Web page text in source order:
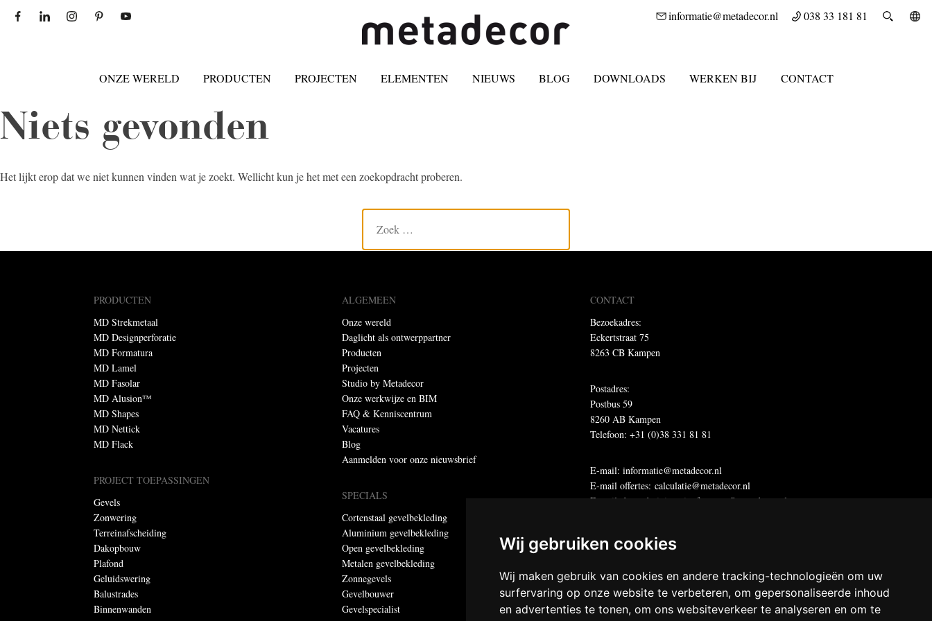
Wij gebruiken cookies
Wij maken gebruik van cookies en andere tracking-technologieën om uw
surfervaring op onze website te verbeteren, om gepersonaliseerde inhoud
en advertenties te tonen, om ons websiteverkeer te analyseren en om te
informatie@metadecor.nl 038 33 181 81
ONZE WERELD PRODUCTEN PROJECTEN ELEMENTEN NIEUWS BLOG DOWNLOADS WERKEN BIJ CONTACT
Niets gevonden
Het lijkt erop dat we niet kunnen vinden wat je zoekt. Wellicht kun je het met een zoekopdracht proberen.
PRODUCTEN
MD Strekmetaal
MD Designperforatie
MD Formatura
MD Lamel
MD Fasolar
MD Alusion™
MD Shapes
MD Nettick
MD Flack
PROJECT TOEPASSINGEN
Gevels
Zonwering
Terreinafscheiding
Dakopbouw
Plafond
Geluidswering
Balustrades
Binnenwanden
ALGEMEEN
Onze wereld
Daglicht als ontwerppartner
Producten
Projecten
Studio by Metadecor
Onze werkwijze en BIM
FAQ & Kenniscentrum
Vacatures
Blog
Aanmelden voor onze nieuwsbrief
SPECIALS
Cortenstaal gevelbekleding
Aluminium gevelbekleding
Open gevelbekleding
Metalen gevelbekleding
Zonnegevels
Gevelbouwer
Gevelspecialist
CONTACT
Bezoekadres:
Eckertstraat 75
8263 CB Kampen
Postadres:
Postbus 59
8260 AB Kampen
Telefoon: +31 (0)38 331 81 81
E-mail:informatie@metadecor.nl
E-mail offertes:calculatie@metadecor.nl
E-mailadres administratie:
facturen@metadecor.nl
Dumebo DWS voorwaarden
Privacy statement
© Metadecor
Alle rechten voorbehouden